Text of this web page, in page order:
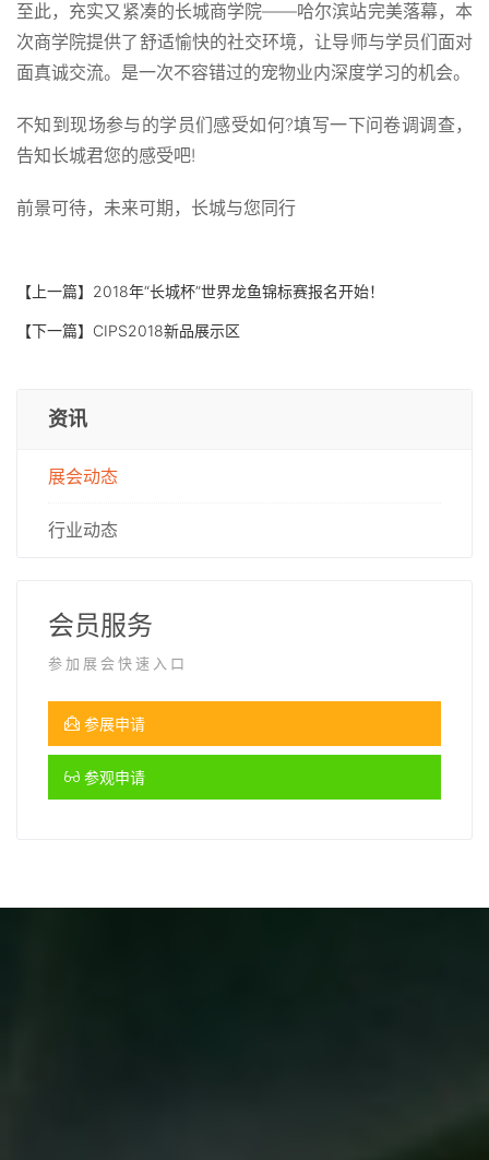
至此，充实又紧凑的长城商学院——哈尔滨站完美落幕，本
次商学院提供了舒适愉快的社交环境，让导师与学员们面对
面真诚交流。是一次不容错过的宠物业内深度学习的机会。
不知到现场参与的学员们感受如何?填写一下问卷调调查，
告知长城君您的感受吧!
前景可待，未来可期，长城与您同行
【上一篇】 2018年“长城杯”世界龙鱼锦标赛报名开始！
【下一篇】 CIPS2018新品展示区
资讯
展会动态
行业动态
会员服务
参加展会快速入口
参展申请
参观申请